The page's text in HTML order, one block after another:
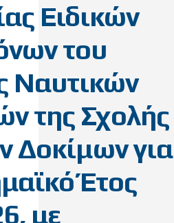
Ειδικών
του
Ναυτικών
της Σχολής
Δοκίμων για
Έτος
με